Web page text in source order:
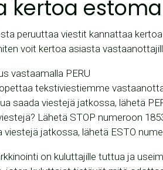
kertoa
peruuttaa viestit kannattaa
voit kertoa asiasta
vastaamalla PERU
tekstiviestiemme
saada viestejä jatkossa, lähetä
Lähetä STOP numeroon
viestejä jatkossa, lähetä ESTO
on kuluttajille tuttua ja